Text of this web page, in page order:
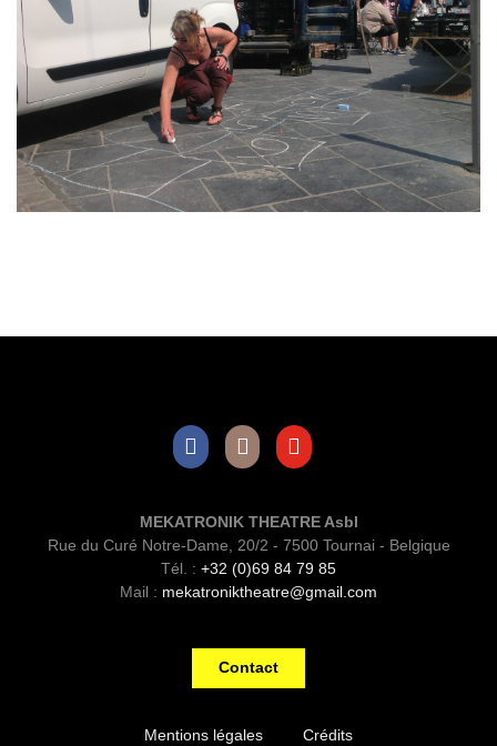
MEKATRONIK THEATRE Asbl
Rue du Curé Notre-Dame, 20/2 - 7500 Tournai - Belgique
Tél. : +32 (0)69 84 79 85
Mail : mekatroniktheatre@gmail.com
Contact
Mentions légales Crédits